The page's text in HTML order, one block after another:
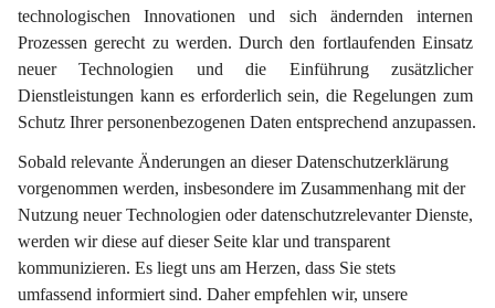
technologischen Innovationen und sich ändernden internen
Prozessen gerecht zu werden. Durch den fortlaufenden Einsatz
neuer Technologien und die Einführung zusätzlicher
Dienstleistungen kann es erforderlich sein, die Regelungen zum
Schutz Ihrer personenbezogenen Daten entsprechend anzupassen.
Sobald relevante Änderungen an dieser Datenschutzerklärung
vorgenommen werden, insbesondere im Zusammenhang mit der
Nutzung neuer Technologien oder datenschutzrelevanter Dienste,
werden wir diese auf dieser Seite klar und transparent
kommunizieren. Es liegt uns am Herzen, dass Sie stets
umfassend informiert sind. Daher empfehlen wir, unsere